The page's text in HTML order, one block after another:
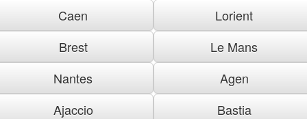
Caen
Lorient
Brest
Le Mans
Nantes
Agen
Ajaccio
Bastia